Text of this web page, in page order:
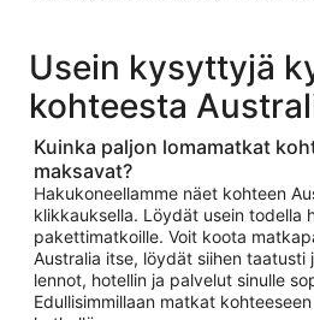
Usein kysyttyjä
kohteesta
Kuinka paljon lomamatkat
maksavat?
Hakukoneellamme näet kohteen
klikkauksella. Löydät usein todella
pakettimatkoille. Voit koota
Australia itse, löydät siihen taatusti
lennot, hotellin ja palvelut sinulle
Edullisimmillaan matkat